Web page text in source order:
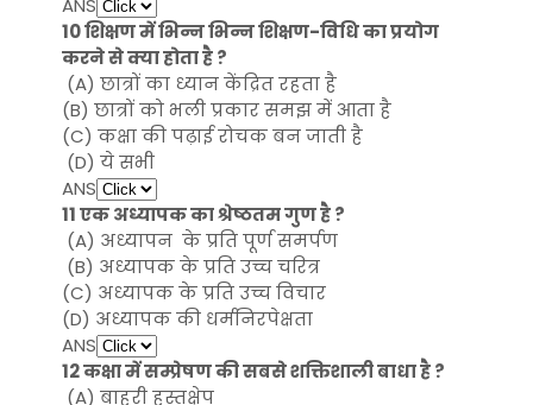
ANS
10 शिक्षण में भिन्न भिन्न शिक्षण-विधि का प्रयोग
करने से क्या होता है ?
(A) छात्रों का ध्यान केंद्रित रहता है
(B) छात्रों को भली प्रकार समझ में आता है
(C) कक्षा की पढ़ाई रोचक बन जाती है
(D) ये सभी
ANS
11 एक अध्यापक का श्रेष्ठतम गुण है ?
(A) अध्यापन के प्रति पूर्ण समर्पण
(B) अध्यापक के प्रति उच्च चरित्र
(C) अध्यापक के प्रति उच्च विचार
(D) अध्यापक की धर्मनिरपेक्षता
ANS
12 कक्षा में सम्प्रेषण की सबसे शक्तिशाली बाधा है ?
(A) बाहरी हस्तक्षेप